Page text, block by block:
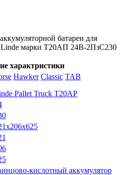
батареи для
Linde марки Т20АП 24В-2ПзС230
характристики
Hawker Classic TAB
Pallet Truck T20AP
кислотный аккумулятор